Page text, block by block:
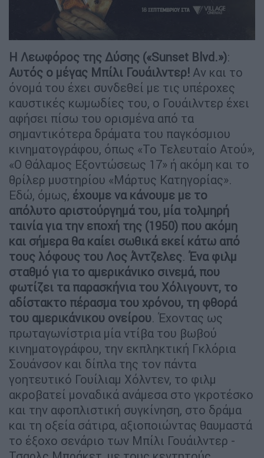
Η Λεωφόρος της Δύσης («Sunset Blvd.»):
Αυτός ο μέγας Μπίλι Γουάιλντερ! Αν και το
όνομά του έχει συνδεθεί με τις υπέροχες
καυστικές κωμωδίες του, ο Γουάιλντερ έχει
αφήσει πίσω του ορισμένα από τα
σημαντικότερα δράματα του παγκόσμιου
κινηματογράφου, όπως «Το Τελευταίο Ατού»,
«Ο Θάλαμος Εξοντώσεως 17» ή ακόμη και το
θρίλερ μυστηρίου «Μάρτυς Κατηγορίας».
Εδώ, όμως, έχουμε να κάνουμε με το
απόλυτο αριστούργημά του, μία τολμηρή
ταινία για την εποχή της (1950) που ακόμη
και σήμερα θα καίει σωθικά εκεί κάτω από
τους λόφους του Λος Άντζελες. Ένα φιλμ
σταθμό για το αμερικάνικο σινεμά, που
φωτίζει τα παρασκήνια του Χόλιγουντ, το
αδίστακτο πέρασμα του χρόνου, τη φθορά
του αμερικάνικου ονείρου. Έχοντας ως
πρωταγωνίστρια μία ντίβα του βωβού
κινηματογράφου, την εκπληκτική Γκλόρια
Σουάνσον και δίπλα της τον πάντα
γοητευτικό Γουίλιαμ Χόλντεν, το φιλμ
ακροβατεί μοναδικά ανάμεσα στο γκροτέσκο
και την αφοπλιστική συγκίνηση, στο δράμα
και τη οξεία σάτιρα, αξιοποιώντας θαυμαστά
το έξοχο σενάριο των Μπίλι Γουάιλντερ -